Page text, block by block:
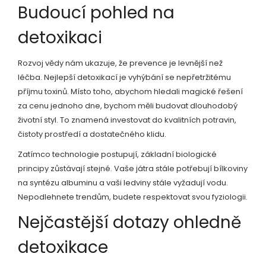
Budoucí pohled na
detoxikaci
Rozvoj vědy nám ukazuje, že prevence je levnější než
léčba. Nejlepší detoxikací je vyhýbání se nepřetržitému
příjmu toxinů. Místo toho, abychom hledali magické řešení
za cenu jednoho dne, bychom měli budovat dlouhodobý
životní styl. To znamená investovat do kvalitních potravin,
čistoty prostředí a dostatečného klidu.
Zatímco technologie postupují, základní biologické
principy zůstávají stejné. Vaše játra stále potřebují bílkoviny
na syntézu albuminu a vaši ledviny stále vyžadují vodu.
Nepodlehnete trendům, budete respektovat svou fyziologii.
Nejčastější dotazy ohledně
detoxikace